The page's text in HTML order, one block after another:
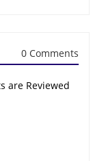
0 Comments
are Reviewed